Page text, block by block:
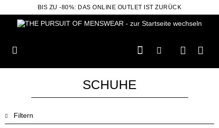
BIS ZU -80%: DAS ONLINE OUTLET IST ZURÜCK
SCHUHE
Filtern